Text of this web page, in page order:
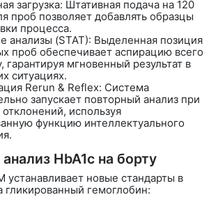
загрузка: Штативная подача на 120
проб позволяет добавлять образцы
процесса.
анализы (STAT): Выделенная позиция
проб обеспечивает аспирацию всего
, гарантируя мгновенный результат в
ситуациях.
Rerun & Reflex: Система
запускает повторный анализ при
используя
функцию интеллектуального
HbA1c на борту
устанавливает новые стандарты в
гликированный гемоглобин: